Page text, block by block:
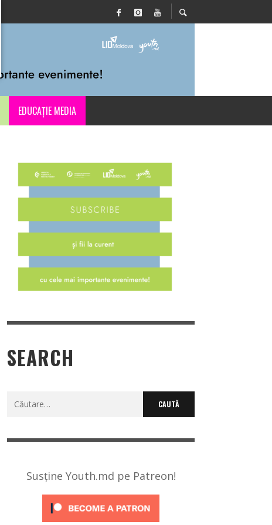
EDUCAȚIE MEDIA
SEARCH
Caută
Susține Youth.md pe Patreon!